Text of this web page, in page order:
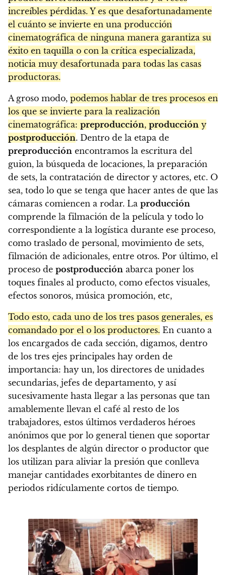
increíbles pérdidas. Y es que desafortunadamente
el cuánto se invierte en una producción
cinematográfica de ninguna manera garantiza su
éxito en taquilla o con la crítica especializada,
noticia muy desafortunada para todas las casas
productoras.
A groso modo, podemos hablar de tres procesos en
los que se invierte para la realización
cinematográfica: preproducción, producción y
postproducción. Dentro de la etapa de
preproducción encontramos la escritura del
guion, la búsqueda de locaciones, la preparación
de sets, la contratación de director y actores, etc. O
sea, todo lo que se tenga que hacer antes de que las
cámaras comiencen a rodar. La producción
comprende la filmación de la película y todo lo
correspondiente a la logística durante ese proceso,
como traslado de personal, movimiento de sets,
filmación de adicionales, entre otros. Por último, el
proceso de postproducción abarca poner los
toques finales al producto, como efectos visuales,
efectos sonoros, música promoción, etc,
Todo esto, cada uno de los tres pasos generales, es
comandado por el o los productores. En cuanto a
los encargados de cada sección, digamos, dentro
de los tres ejes principales hay orden de
importancia: hay un, los directores de unidades
secundarias, jefes de departamento, y así
sucesivamente hasta llegar a las personas que tan
amablemente llevan el café al resto de los
trabajadores, estos últimos verdaderos héroes
anónimos que por lo general tienen que soportar
los desplantes de algún director o productor que
los utilizan para aliviar la presión que conlleva
manejar cantidades exorbitantes de dinero en
periodos ridículamente cortos de tiempo.